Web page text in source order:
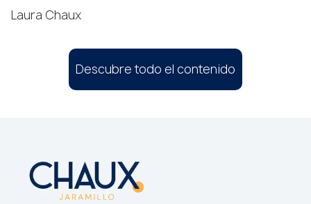
Laura Chaux
Descubre todo el contenido